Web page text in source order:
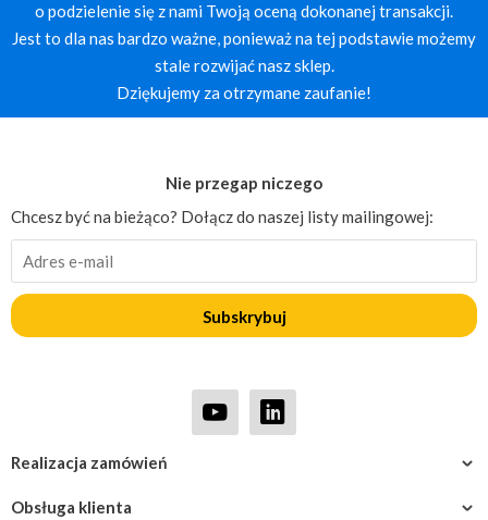
o podzielenie się z nami Twoją oceną dokonanej transakcji.
Jest to dla nas bardzo ważne, ponieważ na tej podstawie możemy
stale rozwijać nasz sklep.
Dziękujemy za otrzymane zaufanie!
Obsługa klienta
Realizacja zamówień
Nie przegap niczego
Chcesz być na bieżąco? Dołącz do naszej listy mailingowej:
Subskrybuj